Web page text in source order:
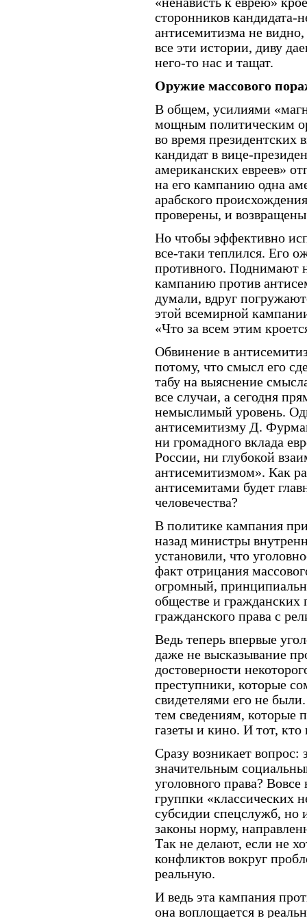
сторонников кандидата-
антисемитизма не
все эти истории, диву
него-то нас и тащат.
Оружие массового
В общем, усилиями
мощным политическим
во время президентских
кандидат в вице-
американских евреев»
на его кампанию одна
арабского
проверены, и
Но чтобы эффективно
все-таки теплился. Его
противного. Поднимают
кампанию против
думали, вдруг
этой всемирной
«Что за всем этим
Обвинение в
потому, что смысл его
табу на выяснение
все случаи, а сегодня
немыслимый уровень.
антисемитизму Д.
ни громадного вклада
России, ни глубокой
антисемитизмом». Как
антисемитами будет
человечества?
В политике кампания
назад министры
установили, что
факт отрицания
огромный,
обществе и
гражданского права с
Ведь теперь впервые
даже не высказывание
достоверности
преступники, которые
свидетелями его не
тем сведениям, которые
газеты и кино. И тот,
Сразу возникает вопрос:
значительным
уголовного права?
группки «классических
субсидии спецслужб, но
законы норму,
Так не делают, если не
конфликтов вокруг
реальную.
И ведь эта кампания
она воплощается в